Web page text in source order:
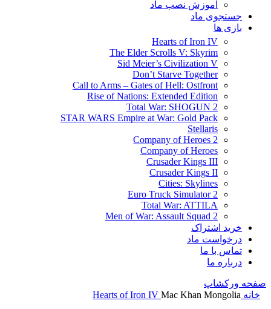
آموزش نصب ماد
جستجوی ماد
بازی ها
Hearts of Iron IV
The Elder Scrolls V: Skyrim
Sid Meier’s Civilization V
Don’t Starve Together
Call to Arms – Gates of Hell: Ostfront
Rise of Nations: Extended Edition
Total War: SHOGUN 2
STAR WARS Empire at War: Gold Pack
Stellaris
Company of Heroes 2
Company of Heroes
Crusader Kings III
Crusader Kings II
Cities: Skylines
Euro Truck Simulator 2
Total War: ATTILA
Men of War: Assault Squad 2
خرید اشتراک
درخواست ماد
تماس با ما
درباره ما
صفحه ورکشاپ
خانه
Hearts of Iron IV Mac Khan Mongolia